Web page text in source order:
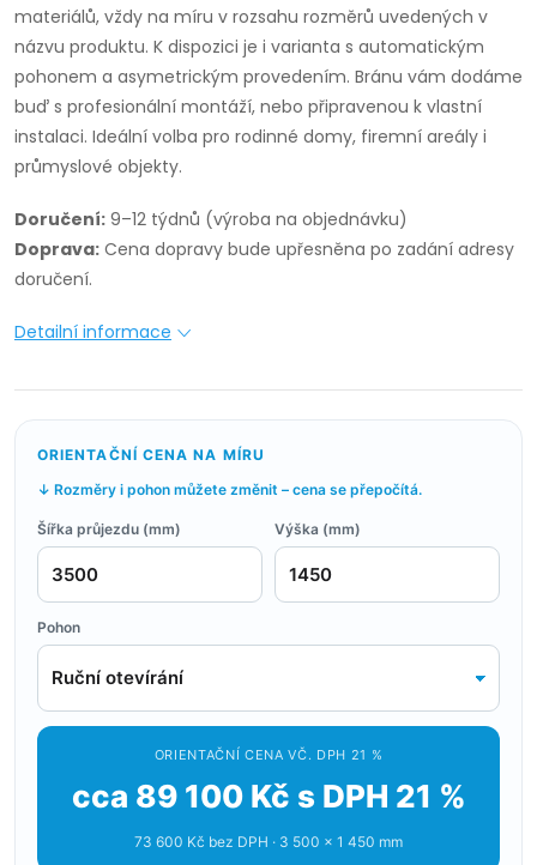
materiálů, vždy na míru v rozsahu rozměrů uvedených v
názvu produktu. K dispozici je i varianta s automatickým
pohonem a asymetrickým provedením. Bránu vám dodáme
buď s profesionální montáží, nebo připravenou k vlastní
instalaci. Ideální volba pro rodinné domy, firemní areály i
průmyslové objekty.
Doručení: 9–12 týdnů (výroba na objednávku)
Doprava: Cena dopravy bude upřesněna po zadání adresy
doručení.
Detailní informace
ORIENTAČNÍ CENA NA MÍRU
↓ Rozměry i pohon můžete změnit – cena se přepočítá.
Šířka průjezdu (mm) Výška (mm)
Pohon
ORIENTAČNÍ CENA VČ. DPH 21 %
cca 89 100 Kč s DPH 21 %
73 600 Kč bez DPH · 3 500 × 1 450 mm